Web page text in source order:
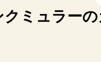
クミュラーの